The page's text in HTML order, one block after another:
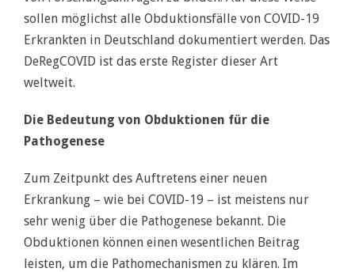
sollen möglichst alle Obduktionsfälle von COVID-19
Erkrankten in Deutschland dokumentiert werden. Das
DeRegCOVID ist das erste Register dieser Art
weltweit.
Die Bedeutung von Obduktionen für die
Pathogenese
Zum Zeitpunkt des Auftretens einer neuen
Erkrankung – wie bei COVID-19 – ist meistens nur
sehr wenig über die Pathogenese bekannt. Die
Obduktionen können einen wesentlichen Beitrag
leisten, um die Pathomechanismen zu klären. Im